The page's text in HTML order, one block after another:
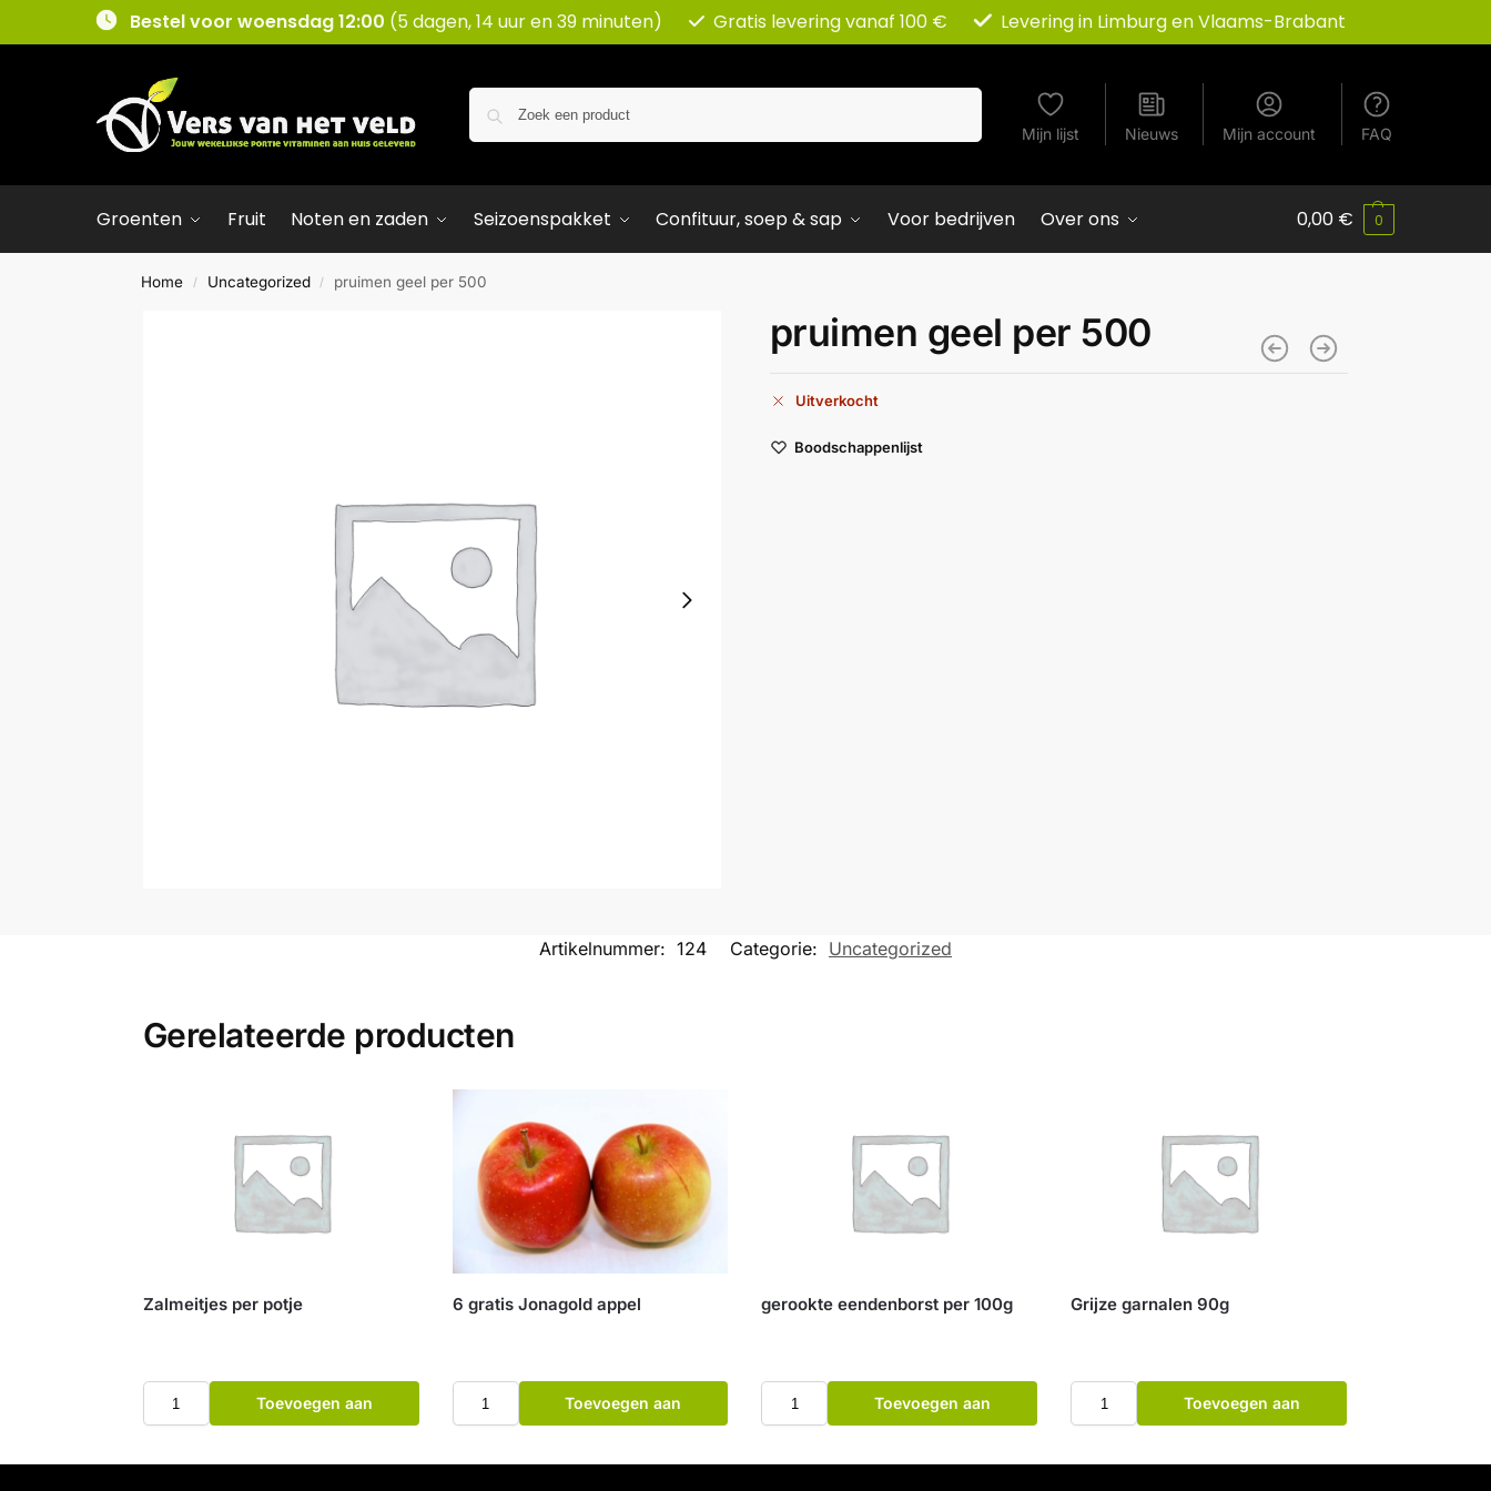
Bestel voor woensdag 12:00 (5 dagen, 14 uur en 39 minuten) Gratis levering vanaf 100 € Levering in Limburg en Vlaams-Brabant
Mijn lijst Nieuws Mijn account FAQ
Groenten Fruit Noten en zaden Seizoenspakket Confituur, soep & sap Voor bedrijven Over ons 0,00 € 0
Home / Uncategorized / pruimen geel per 500
pruimen geel per 500
Uitverkocht
Boodschappenlijst
Artikelnummer: 124 Categorie: Uncategorized
Gerelateerde producten
Zalmeitjes per potje
Toevoegen aan
6 gratis Jonagold appel
Toevoegen aan
gerookte eendenborst per 100g
Toevoegen aan
Grijze garnalen 90g
Toevoegen aan